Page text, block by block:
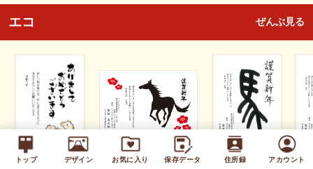
トップ デザイン お気に入り 保存データ 住所録 アカウント
エコ ぜんぶ見る